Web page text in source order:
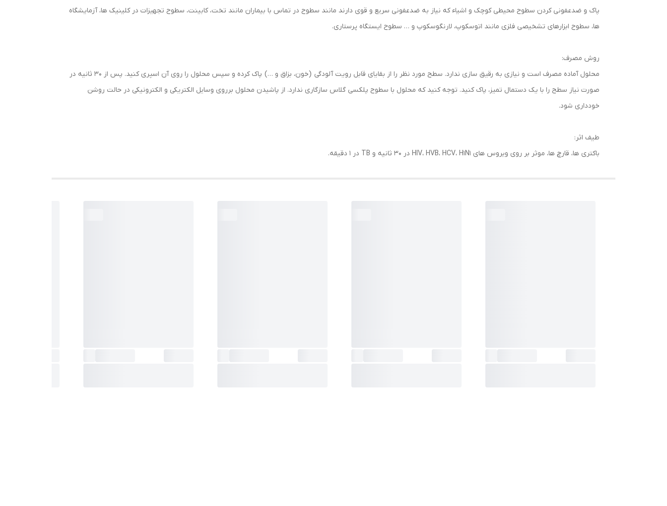
پاک و ضدعفونی کردن سطوح محیطی کوچک و اشیاء که نیاز به ضدعفونی سریع و قوی دارند مانند سطوح در تماس با بیماران مانند تخت، کابینت، سطوح تجهیزات در کلینیک ها، آزمایشگاه
ها، سطوح ابزارهای تشخیصی فلزی مانند اتوسکوپ، لارنگوسکوپ و … سطوح ایستگاه پرستاری.
روش مصرف:
محلول آماده مصرف است و نیازی به رقیق سازی ندارد. سطح مورد نظر را از بقایای قابل رویت آلودگی (خون، بزاق و …) پاک کرده و سپس محلول را روی آن اسپری کنید. پس از 30 ثانیه در
صورت نیاز سطح را با یک دستمال تمیز، پاک کنید. توجه کنید که محلول با سطوح پلکسی گلاس سازگاری ندارد. از پاشیدن محلول برروی وسایل الکتریکی و الکترونیکی در حالت روشن
خودداری شود.
طیف اثر:
باکتری ها، قارچ ها، موثر بر روی ویروس های HIV، HVB، HCV، H1N1 در 30 ثانیه و TB در 1 دقیقه.